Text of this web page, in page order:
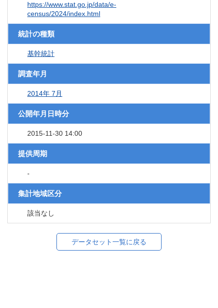
https://www.stat.go.jp/data/e-
census/2024/index.html
統計の種類
基幹統計
調査年月
2014年 7月
公開年月日時分
2015-11-30 14:00
提供周期
-
集計地域区分
該当なし
データセット一覧に戻る